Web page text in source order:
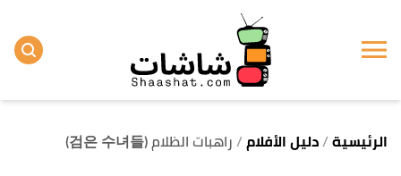
الرئيسية دليل الأفلام راهبات الظلام (검은 수녀들)